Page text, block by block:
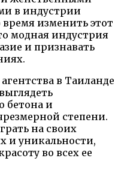
в индустрии
время изменить этот
модная индустрия
и признавать
в Таиланде
бетона и
степени.
на своих
и уникальности,
во всех ее